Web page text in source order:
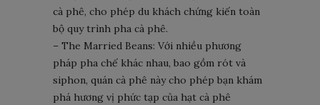
cà phê, cho phép du khách chứng kiến ​​toàn
bộ quy trình pha cà phê.
– The Married Beans: Với nhiều phương
pháp pha chế khác nhau, bao gồm rót và
siphon, quán cà phê này cho phép bạn khám
phá hương vị phức tạp của hạt cà phê